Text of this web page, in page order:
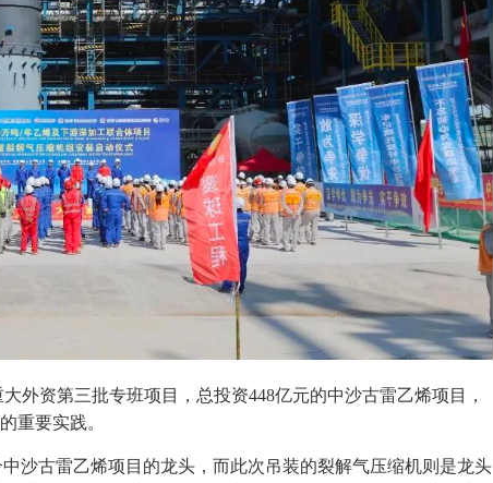
外资第三批专班项目，总投资448亿元的中沙古雷乙烯项目，
重要实践。
沙古雷乙烯项目的龙头，而此次吊装的裂解气压缩机则是龙头